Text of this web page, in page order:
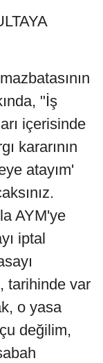
"İş
içerisinde
kararının
atayım'
AYM'ye
iptal
tarihinde var
o yasa
değilim,